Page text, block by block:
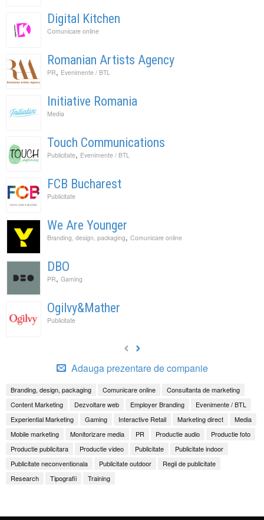
Digital Kitchen
Comunicare online
Romanian Artists Agency
PR, Evenimente / BTL
Initiative Romania
Media
Touch Communications
Publicitate, Evenimente / BTL
FCB Bucharest
Publicitate
We Are Younger
Branding, design, packaging, Comunicare online
DBO
PR, Gaming
Ogilvy&Mather
Publicitate
Adauga prezentare de companie
Branding, design, packaging Comunicare online
Consultanta de marketing
Content Marketing
Dezvoltare web Employer Branding
Evenimente / BTL
Experiential Marketing
Gaming Interactive Retail Marketing direct
Media
Mobile marketing
Monitorizare media PR Productie audio
Productie foto
Productie publicitara
Productie video Publicitate
Publicitate indoor
Publicitate neconventionala
Publicitate outdoor
Regii de publicitate
Research
Tipografii Training